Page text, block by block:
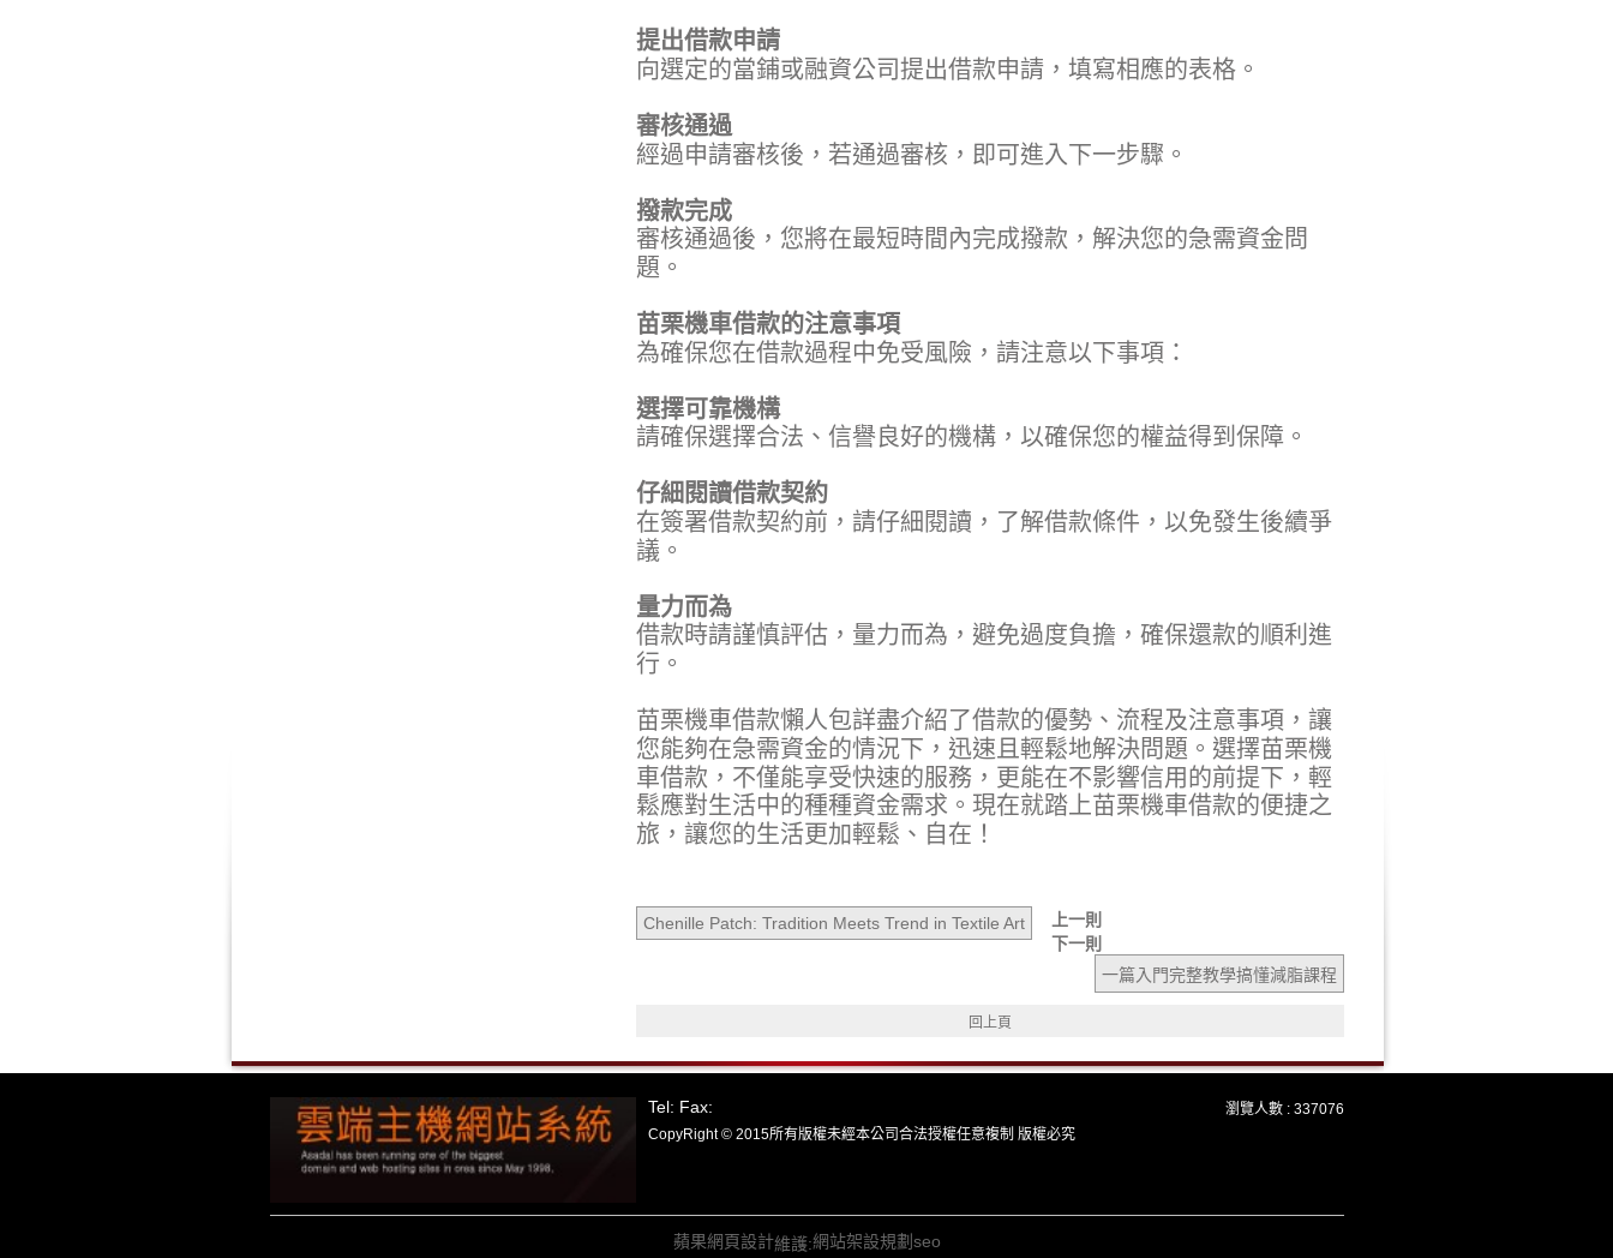
提出借款申請
向選定的當鋪或融資公司提出借款申請，填寫相應的表格。
審核通過
經過申請審核後，若通過審核，即可進入下一步驟。
撥款完成
審核通過後，您將在最短時間內完成撥款，解決您的急需資金問
題。
苗栗機車借款的注意事項
為確保您在借款過程中免受風險，請注意以下事項：
選擇可靠機構
請確保選擇合法、信譽良好的機構，以確保您的權益得到保障。
仔細閱讀借款契約
在簽署借款契約前，請仔細閱讀，了解借款條件，以免發生後續爭
議。
量力而為
借款時請謹慎評估，量力而為，避免過度負擔，確保還款的順利進
行。
苗栗機車借款懶人包詳盡介紹了借款的優勢、流程及注意事項，讓
您能夠在急需資金的情況下，迅速且輕鬆地解決問題。選擇苗栗機
車借款，不僅能享受快速的服務，更能在不影響信用的前提下，輕
鬆應對生活中的種種資金需求。現在就踏上苗栗機車借款的便捷之
旅，讓您的生活更加輕鬆、自在！
上一則
Chenille Patch: Tradition Meets Trend in Textile Art
下一則
一篇入門完整教學搞懂減脂課程
回上頁
Tel: Fax:
CopyRight © 2015所有版權未經本公司合法授權任意複制 版權必究
瀏覽人數 : 337076
蘋果網頁設計維護:網站架設規劃 seo